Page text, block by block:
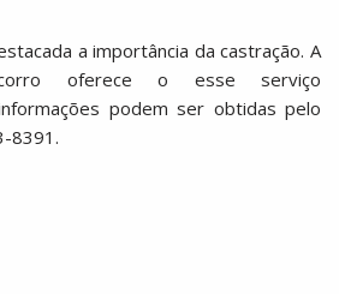
a importância da castração. A
oferece o esse serviço
podem ser obtidas pelo
8391.